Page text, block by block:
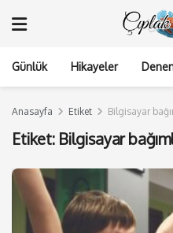
Günlük Hikayeler
Anasayfa Etiket Bilgisayar
Etiket: Bilgisayar